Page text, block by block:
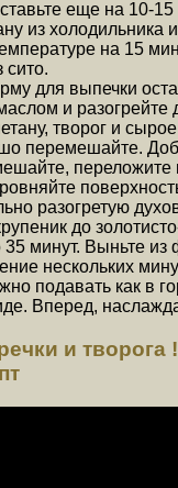
еще на 10-15
из холодильника
на 15
сито.
для выпечки
и разогрейте
творог и
перемешайте.
переложите
разогретую
до
35 минут. Выньте
нескольких
подавать как в
Вперед,
и